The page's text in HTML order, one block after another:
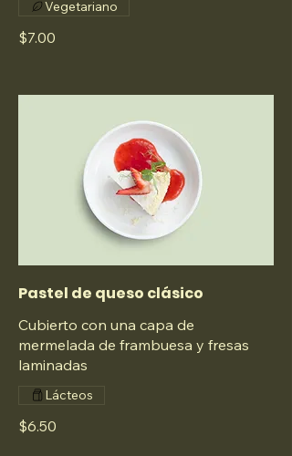
$7.00
Vegetariano
Pastel de queso clásico
Cubierto con una capa de
mermelada de frambuesa y fresas
laminadas
$6.50
Lácteos